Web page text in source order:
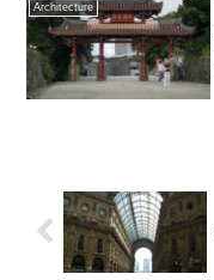
Architecture